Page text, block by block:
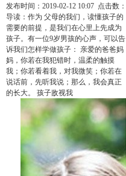
发布时间：2019-02-12 10:07 点击数：
导读： 作为 父母的我们，读懂孩子的
需要的前提，是我们在心里上先成为
孩子。有一位9岁男孩的心声，可以告
诉我们怎样学做孩子： 亲爱的爸爸妈
妈，你若在我犯错时，温柔的触摸
我；你若看着我，对我微笑；你若在
说话前，先听我说；那么，我会真正
的长大。 孩子敌视我